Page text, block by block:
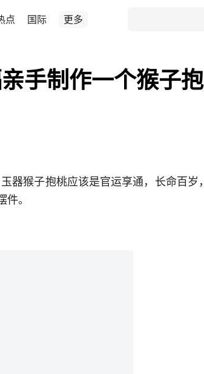
点 国际 更多
手制作一个猴子抱
器猴子抱桃应该是官运享通，长命百岁，
。